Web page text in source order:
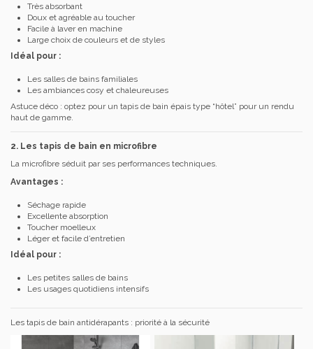
Très absorbant
Doux et agréable au toucher
Facile à laver en machine
Large choix de couleurs et de styles
Idéal pour :
Les salles de bains familiales
Les ambiances cosy et chaleureuses
Astuce déco : optez pour un tapis de bain épais type “hôtel” pour un rendu
haut de gamme.
2. Les tapis de bain en microfibre
La microfibre séduit par ses performances techniques.
Avantages :
Séchage rapide
Excellente absorption
Toucher moelleux
Léger et facile d’entretien
Idéal pour :
Les petites salles de bains
Les usages quotidiens intensifs
Les tapis de bain antidérapants : priorité à la sécurité